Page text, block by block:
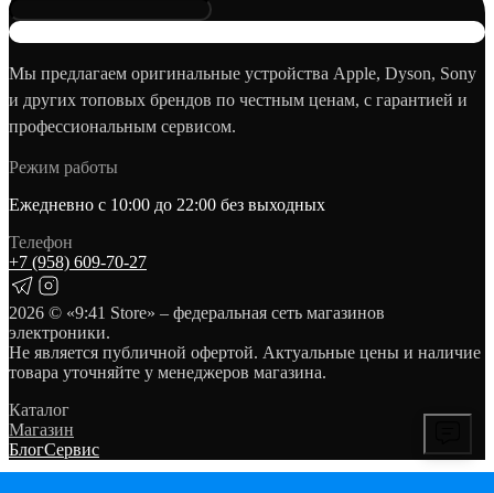
Мы предлагаем оригинальные устройства Apple, Dyson, Sony
и других топовых брендов по честным ценам, с гарантией и
профессиональным сервисом.
Режим работы
Ежедневно с 10:00 до 22:00 без выходных
Телефон
+7 (958) 609‑70‑27
2026 © «9:41 Store» – федеральная сеть магазинов
электроники.
Не является публичной офертой. Актуальные цены и наличие
товара уточняйте у менеджеров магазина.
Каталог
Магазин
БлогСервис